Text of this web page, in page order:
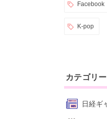
Facebook
K-pop
カテゴリー
日経ギ